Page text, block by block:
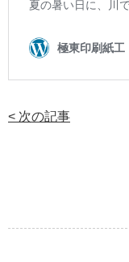
< 次の記事